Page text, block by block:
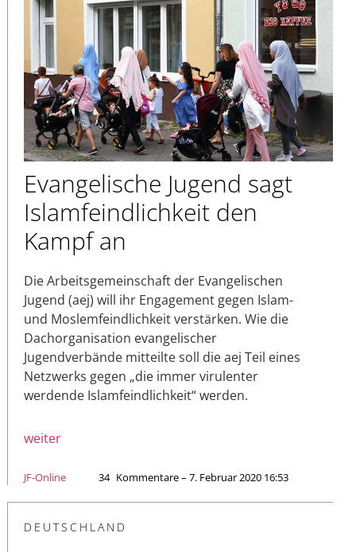
Evangelische Jugend sagt
Islamfeindlichkeit den
Kampf an
Die Arbeitsgemeinschaft der Evangelischen
Jugend (aej) will ihr Engagement gegen Islam-
und Moslemfeindlichkeit verstärken. Wie die
Dachorganisation evangelischer
Jugendverbände mitteilte soll die aej Teil eines
Netzwerks gegen „die immer virulenter
werdende Islamfeindlichkeit“ werden.
weiter
JF-Online 34 Kommentare – 7. Februar 2020 16:53
DEUTSCHLAND